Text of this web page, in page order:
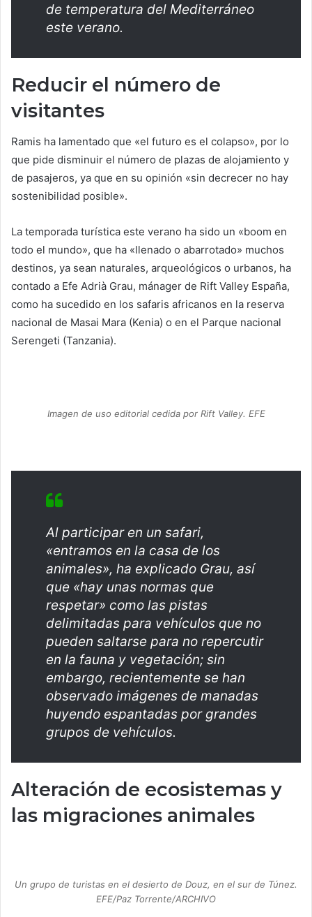
de temperatura del Mediterráneo
este verano.
Reducir el número de
visitantes
Ramis ha lamentado que «el futuro es el colapso», por lo
que pide disminuir el número de plazas de alojamiento y
de pasajeros, ya que en su opinión «sin decrecer no hay
sostenibilidad posible».
La temporada turística este verano ha sido un «boom en
todo el mundo», que ha «llenado o abarrotado» muchos
destinos, ya sean naturales, arqueológicos o urbanos, ha
contado a Efe Adrià Grau, mánager de Rift Valley España,
como ha sucedido en los safaris africanos en la reserva
nacional de Masai Mara (Kenia) o en el Parque nacional
Serengeti (Tanzania).
Imagen de uso editorial cedida por Rift Valley. EFE
Al participar en un safari,
«entramos en la casa de los
animales», ha explicado Grau, así
que «hay unas normas que
respetar» como las pistas
delimitadas para vehículos que no
pueden saltarse para no repercutir
en la fauna y vegetación; sin
embargo, recientemente se han
observado imágenes de manadas
huyendo espantadas por grandes
grupos de vehículos.
Alteración de ecosistemas y
las migraciones animales
Un grupo de turistas en el desierto de Douz, en el sur de Túnez.
EFE/Paz Torrente/ARCHIVO